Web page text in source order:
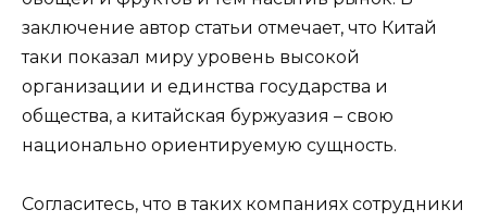
заключение автор статьи отмечает, что Китай
таки показал миру уровень высокой
организации и единства государства и
общества, а китайская буржуазия – свою
национально ориентируемую сущность.
Согласитесь, что в таких компаниях сотрудники